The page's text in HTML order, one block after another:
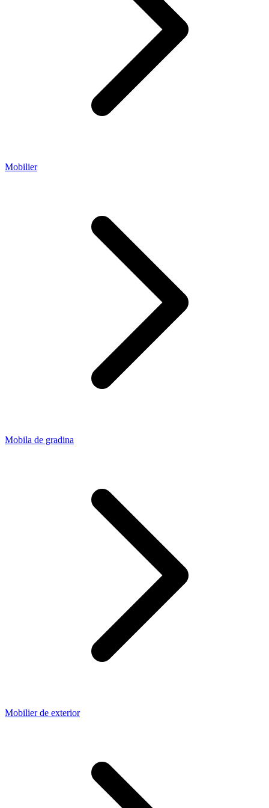
Mobilier
Mobila de gradina
Mobilier de exterior